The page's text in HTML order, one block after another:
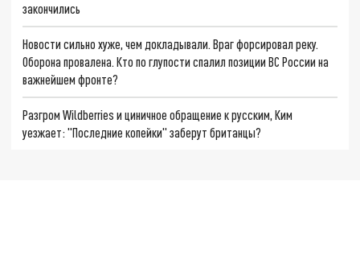
закончились
Новости сильно хуже, чем докладывали. Враг форсировал реку.
Оборона провалена. Кто по глупости спалил позиции ВС России на
важнейшем фронте?
Разгром Wildberries и циничное обращение к русским, Ким
уезжает: "Последние копейки" заберут британцы?